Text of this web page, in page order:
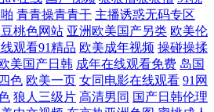
青青操青青干 主播诱惑无码专区
桃色网站 亚洲欧美国产另类 欧美伦
观看91精品 欧美成年视频 操碰操揉
美国产日韩 成年在线观看免费 岛国
色 欧美一页 女同电影在线观看 91网
狼人三级片 高清男同 国产日韩伦理